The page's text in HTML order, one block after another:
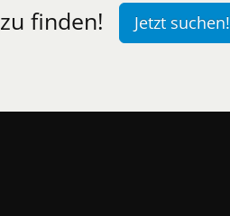
zu finden! Jetzt suchen!